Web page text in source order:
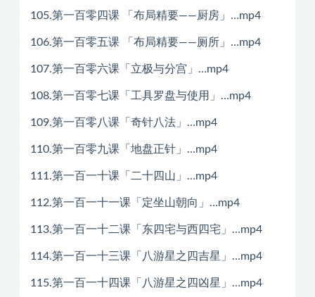
105.第一百零四课 「布局精要——厨房」…mp4
106.第一百零五课 「布局精要——厕所」…mp4
107.第一百零六课「立极与分宫」…mp4
108.第一百零七课「工具罗盘与使用」…mp4
109.第一百零八课「奇针八法」…mp4
110.第一百零九课「地盘正针」…mp4
111.第一百一十课「二十四山」…mp4
112.第一百一十一课「定坐山朝向」…mp4
113.第一百一十二课「东四宅与西四宅」…mp4
114.第一百一十三课「八游星之四吉星」…mp4
115.第一百一十四课「八游星之四凶星」…mp4